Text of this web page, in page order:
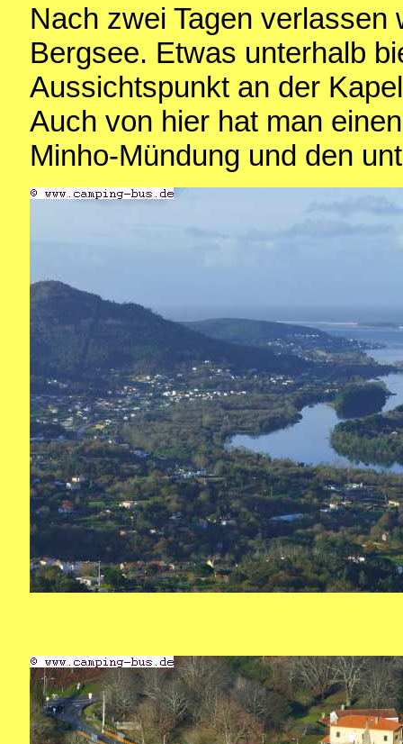
Nach zwei Tagen verlassen
Bergsee. Etwas unterhalb
Aussichtspunkt an der
Auch von hier hat man
Minho-Mündung und den